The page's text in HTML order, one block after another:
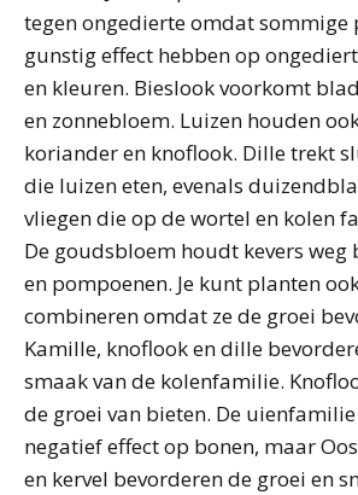
tegen ongedierte omdat sommige
gunstig effect hebben op
en kleuren. Bieslook voorkomt
en zonnebloem. Luizen houden
koriander en knoflook. Dille trekt
die luizen eten, evenals
vliegen die op de wortel en kolen
De goudsbloem houdt kevers
en pompoenen. Je kunt planten
combineren omdat ze de groei
Kamille, knoflook en dille
smaak van de kolenfamilie.
de groei van bieten. De
negatief effect op bonen, maar
en kervel bevorderen de groei en